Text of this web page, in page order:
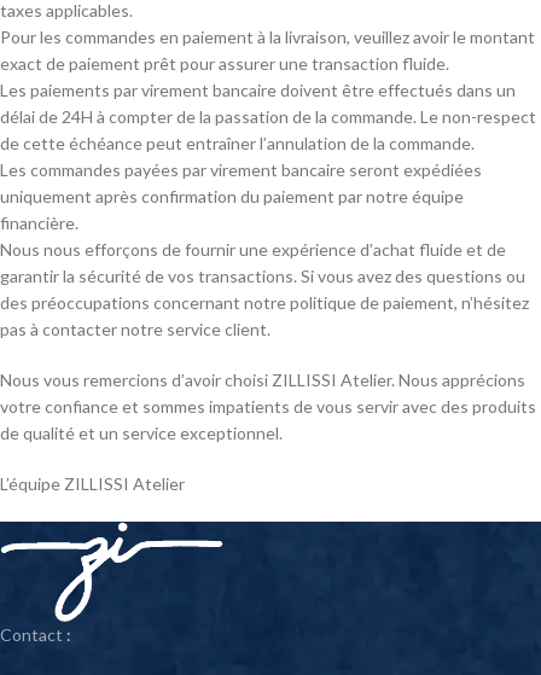
taxes applicables.
Pour les commandes en paiement à la livraison, veuillez avoir le montant
exact de paiement prêt pour assurer une transaction fluide.
Les paiements par virement bancaire doivent être effectués dans un
délai de 24H à compter de la passation de la commande. Le non-respect
de cette échéance peut entraîner l’annulation de la commande.
Les commandes payées par virement bancaire seront expédiées
uniquement après confirmation du paiement par notre équipe
financière.
Nous nous efforçons de fournir une expérience d’achat fluide et de
garantir la sécurité de vos transactions. Si vous avez des questions ou
des préoccupations concernant notre politique de paiement, n’hésitez
pas à contacter notre service client.
Nous vous remercions d’avoir choisi ZILLISSI Atelier. Nous apprécions
votre confiance et sommes impatients de vous servir avec des produits
de qualité et un service exceptionnel.
L’équipe ZILLISSI Atelier
Contact :